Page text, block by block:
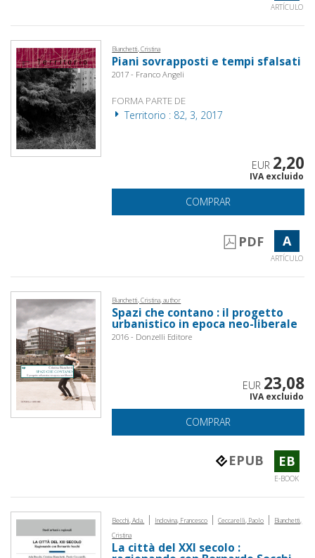
ARTÍCULO
Bianchetti, Cristina
Piani sovrapposti e tempi sfalsati
2017 - Franco Angeli
FORMA PARTE DE
Territorio : 82, 3, 2017
EUR 2,20
IVA excluido
COMPRAR
PDF A
ARTÍCULO
Bianchetti, Cristina, author
Spazi che contano : il progetto
urbanistico in epoca neo-liberale
2016 - Donzelli Editore
EUR 23,08
IVA excluido
COMPRAR
EPUB EB
E-BOOK
Becchi, Ada. | Indovina, Francesco | Ceccarelli, Paolo |
Bianchetti,
Cristina
La città del XXI secolo :